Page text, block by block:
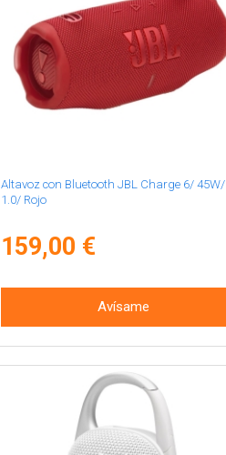
Altavoz con Bluetooth JBL Charge 6/ 45W/
1.0/ Rojo
159,00 €
Avísame